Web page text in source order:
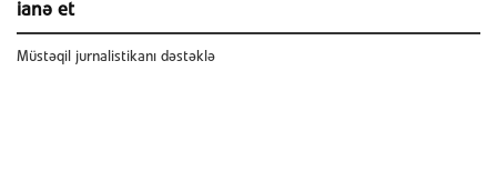
ianə et
Müstəqil jurnalistikanı dəstəklə